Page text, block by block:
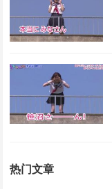
热门文章